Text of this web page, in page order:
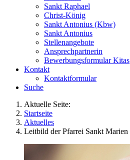
Sankt Raphael
Christ-König
Sankt Antonius (Kbw)
Sankt Antonius
Stellenangebote
Ansprechpartnerin
Bewerbungsformular Kitas
Kontakt
Kontaktformular
Suche
Aktuelle Seite:
Startseite
Aktuelles
Leitbild der Pfarrei Sankt Marien